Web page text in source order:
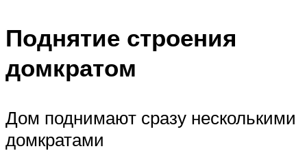
Поднятие строения
домкратом
Дом поднимают сразу несколькими
домкратами